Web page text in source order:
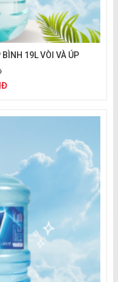
19L VÒI VÀ ÚP